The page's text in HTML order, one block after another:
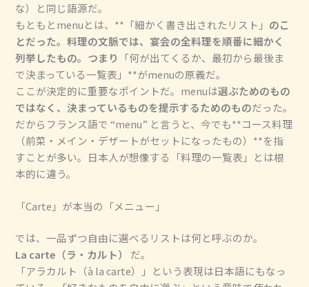
な）と同じ語源だ。
もともとmenuとは、**「細かく書き出されたリスト」 のこ
とだった。料理の文脈では、宴会の全料理を順番に細かく
列挙したもの。つまり
「何が出てくるか、最初から最後ま
で決まっている一覧表」**がmenuの原義だ。
ここが決定的に重要なポイントだ。menuは選ぶためのもの
ではなく、決まっているものを提示するためのものだった。
だからフランス語で “menu” と言うと、今でも**コース料理
（前菜・メイン・デザートがセットになったもの）**を指
すことが多い。日本人が想像する「料理の一覧表」とは根
本的に違う。
「Carte」が本当の「メニュー」
では、一品ずつ自由に選べるリストは何と呼ぶのか。
La carte（ラ・カルト）
だ。
「アラカルト（à la carte）」という表現は日本語にもなっ